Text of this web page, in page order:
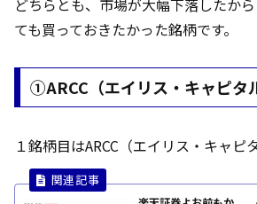
どちらとも、市場が大幅下落したか
ても買っておきたかった銘柄です。
①ARCC（エイリス・キャピタ
１銘柄目はARCC（エイリス・キャピ